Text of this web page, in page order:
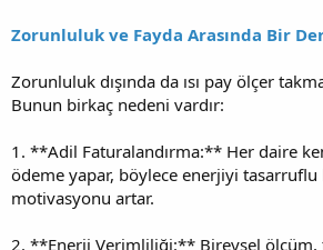
Zorunluluk ve Fayda Arasında Bir
Zorunluluk dışında da ısı pay ölçer
Bunun birkaç nedeni vardır:
1. **Adil Faturalandırma:** Her daire
ödeme yapar, böylece enerjiyi
motivasyonu artar.
2. **Enerji Verimliliği:** Bireysel ölçüm,